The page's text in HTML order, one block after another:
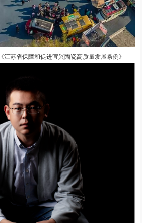
苏省保障和促进宜兴陶瓷高质量发展条例》